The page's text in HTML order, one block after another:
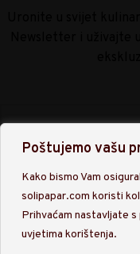
Poštujemo vašu
Kako bismo Vam
solipapar.com koristi
Prihvaćam nastavljate
uvjetima korištenja.
Upisom na našu listu
podataka